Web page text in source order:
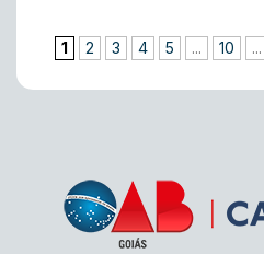
1 2 3 4 5 ... 10 ...